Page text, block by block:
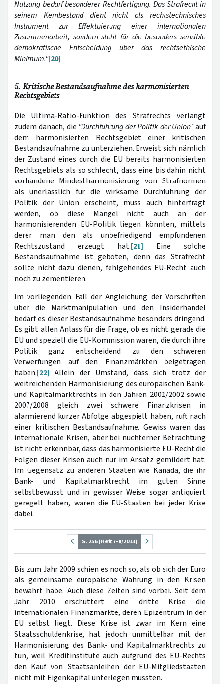
Nutzung bedarf besonderer Rechtfertigung. Das Strafrecht in
seinem Kernbestand dient nicht als rechtstechnisches
Instrument zur Effektuierung einer internationalen
Zusammenarbeit, sondern steht für die besonders sensible
demokratische Entscheidung über das rechtsethische
Minimum."[20]
5. Kritische Bestandsaufnahme des harmonisierten
Rechtsgebiets
Die Ultima-Ratio-Funktion des Strafrechts verlangt
zudem danach, die "Durchführung der Politik der Union"auf
dem harmonisierten Rechtsgebiet einer kritischen
Bestandsaufnahme zu unterziehen. Erweist sich nämlich
der Zustand eines durch die EU bereits harmonisierten
Rechtsgebiets als so schlecht, dass eine bis dahin nicht
vorhandene Mindestharmonisierung von Strafnormen
als unerlässlich für die wirksame Durchführung der
Politik der Union erscheint, muss auch hinterfragt
werden, ob diese Mängel nicht auch an der
harmonisierenden EU-Politik liegen könnten, mittels
derer man den als unbefriedigend empfundenen
Rechtszustand erzeugt hat.[21] Eine solche
Bestandsaufnahme ist geboten, denn das Strafrecht
sollte nicht dazu dienen, fehlgehendes EU-Recht auch
noch zu zementieren.
Im vorliegenden Fall der Angleichung der Vorschriften
über die Marktmanipulation und den Insiderhandel
bedarf es dieser Bestandsaufnahme besonders dringend.
Es gibt allen Anlass für die Frage, ob es nicht gerade die
EU und speziell die EU-Kommission waren, die durch ihre
Politik ganz entscheidend zu den schweren
Verwerfungen auf den Finanzmärkten beigetragen
haben.[22] Allein der Umstand, dass sich trotz der
weitreichenden Harmonisierung des europäischen Bank-
und Kapitalmarktrechts in den Jahren 2001/2002 sowie
2007/2008 gleich zwei schwere Finanzkrisen in
alarmierend kurzer Abfolge abgespielt haben, ruft nach
einer kritischen Bestandsaufnahme. Gewiss waren das
internationale Krisen, aber bei nüchterner Betrachtung
ist nicht erkennbar, dass das harmonisierte EU-Recht die
Folgen dieser Krisen auch nur im Ansatz gemildert hat.
Im Gegensatz zu anderen Staaten wie Kanada, die ihr
Bank- und Kapitalmarktrecht im guten Sinne
selbstbewusst und in gewisser Weise sogar antiquiert
geregelt haben, waren die EU-Staaten bei jeder Krise
dabei.
S. 256 (Heft 7-8/2013)
Bis zum Jahr 2009 schien es noch so, als ob sich der Euro
als gemeinsame europäische Währung in den Krisen
bewährt habe. Auch diese Zeiten sind vorbei. Seit dem
Jahr 2010 erschüttert eine dritte Krise die
internationalen Finanzmärkte, deren Epizentrum in der
EU selbst liegt. Diese Krise ist zwar im Kern eine
Staatsschuldenkrise, hat jedoch unmittelbar mit der
Harmonisierung des Bank- und Kapitalmarktrechts zu
tun, weil Kreditinstitute auch aufgrund des EU-Rechts
den Kauf von Staatsanleihen der EU-Mitgliedstaaten
nicht mit Eigenkapital unterlegen mussten.